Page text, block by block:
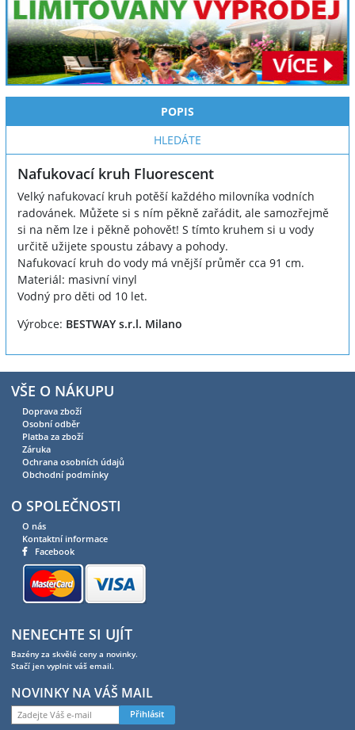
POPIS
HLEDÁTE
Nafukovací kruh Fluorescent
Velký nafukovací kruh potěší každého milovníka vodních
radovánek. Můžete si s ním pěkně zařádit, ale samozřejmě
si na něm lze i pěkně pohovět! S tímto kruhem si u vody
určitě užijete spoustu zábavy a pohody.
Nafukovací kruh do vody má vnější průměr cca 91 cm.
Materiál: masivní vinyl
Vodný pro děti od 10 let.
Výrobce: BESTWAY s.r.l. Milano
VŠE O NÁKUPU
Doprava zboží
Osobní odběr
Platba za zboží
Záruka
Ochrana osobních údajů
Obchodní podmínky
O SPOLEČNOSTI
O nás
Kontaktní informace
Facebook
NENECHTE SI UJÍT
Bazény za skvělé ceny a novinky.
Stačí jen vyplnit váš email.
NOVINKY NA VÁŠ MAIL
Přihlásit